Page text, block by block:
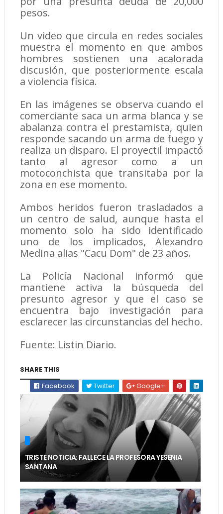
pesos.
Un video que circula en redes sociales
muestra el momento en que ambos
hombres sostienen una acalorada
discusión, que posteriormente escala
a violencia física.
En las imágenes se observa cuando el
comerciante saca un arma blanca y se
abalanza contra el prestamista, quien
responde sacando un arma de fuego y
realiza un disparo. El proyectil impactó
tanto al agresor como a un
motoconchista que transitaba por la
zona en ese momento.
Ambos heridos fueron trasladados a
un centro de salud, aunque hasta el
momento solo ha sido identificado
uno de los implicados, Alexandro
Medina alias "Cacu Dom" de 23 años.
La Policía Nacional informó que
mantiene activa la búsqueda del
presunto agresor y que el caso se
encuentra bajo investigación para
esclarecer las circunstancias del hecho.
Fuente: Listin Diario.
SHARE THIS
Facebook
Twitter Google+
TRISTE NOTICIA: FALLECE LA PROFESORA YESENIA
SANTANA